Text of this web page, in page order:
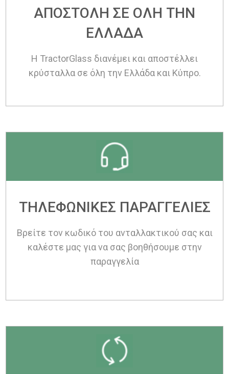
ΑΠΟΣΤΟΛΗ ΣΕ ΟΛΗ ΤΗΝ
ΕΛΛΑΔΑ
Η TractorGlass διανέμει και αποστέλλει
κρύσταλλα σε όλη την Ελλάδα και Κύπρο.
ΤΗΛΕΦΩΝΙΚΕΣ ΠΑΡΑΓΓΕΛΙΕΣ
Βρείτε τον κωδικό του ανταλλακτικού σας και
καλέστε μας για να σας βοηθήσουμε στην
παραγγελία